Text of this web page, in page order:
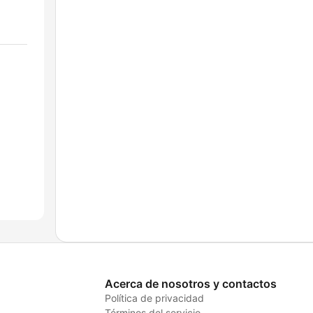
Acerca de nosotros y contactos
Política de privacidad